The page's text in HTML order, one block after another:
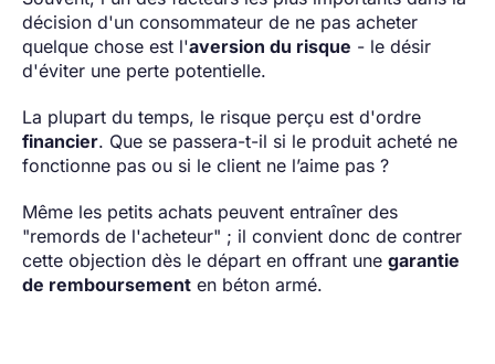
décision d'un consommateur de ne pas acheter
quelque chose est l'aversion du risque - le désir
d'éviter une perte potentielle.
La plupart du temps, le risque perçu est d'ordre
financier. Que se passera-t-il si le produit acheté ne
fonctionne pas ou si le client ne l’aime pas ?
Même les petits achats peuvent entraîner des
"remords de l'acheteur" ; il convient donc de contrer
cette objection dès le départ en offrant une garantie
de remboursement en béton armé.